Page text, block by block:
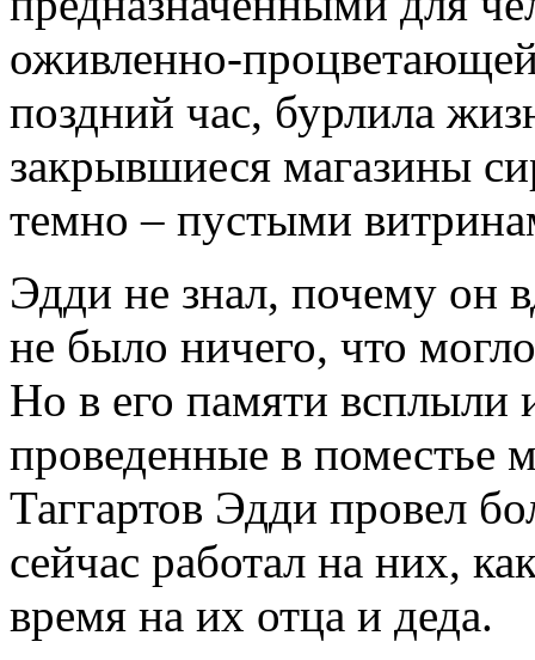
оживленно-
поздний час, бурлила
закрывшиеся магазины
темно – пустыми
Эдди не знал, почему он
не было ничего, что
Но в его памяти всплыли
проведенные в поместье
Таггартов Эдди провел
сейчас работал на них,
время на их отца и деда.